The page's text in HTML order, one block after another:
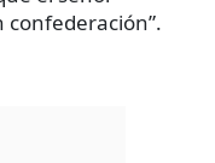
confederación”.